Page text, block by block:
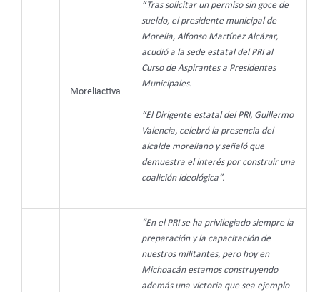
Moreliactiva
“Tras solicitar un permiso sin goce de
sueldo, el presidente municipal de
Morelia, Alfonso Martínez Alcázar,
acudió a la sede estatal del PRI al
Curso de Aspirantes a Presidentes
Municipales.
“El Dirigente estatal del PRI, Guillermo
Valencia, celebró la presencia del
alcalde moreliano y señaló que
demuestra el interés por construir una
coalición ideológica”.
“En el PRI se ha privilegiado siempre la
preparación y la capacitación de
nuestros militantes, pero hoy en
Michoacán estamos construyendo
además una victoria que sea ejemplo